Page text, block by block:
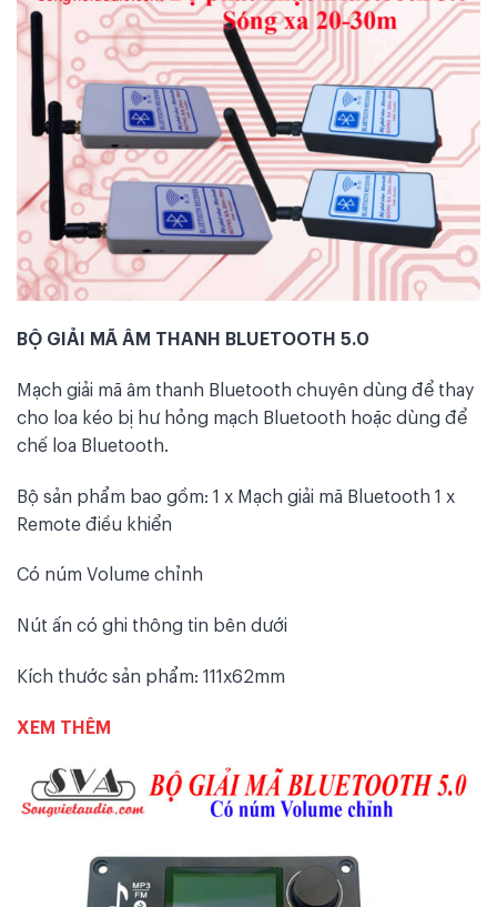
BỘ GIẢI MÃ ÂM THANH BLUETOOTH 5.0
Mạch giải mã âm thanh Bluetooth chuyên dùng để thay
cho loa kéo bị hư hỏng mạch Bluetooth hoặc dùng để
chế loa Bluetooth.
Bộ sản phẩm bao gồm: 1 x Mạch giải mã Bluetooth 1 x
Remote điều khiển
Có núm Volume chỉnh
Nút ấn có ghi thông tin bên dưới
Kích thước sản phẩm: 111x62mm
XEM THÊM